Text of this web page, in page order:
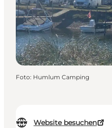
Website besuchen
Foto: Humlum Camping